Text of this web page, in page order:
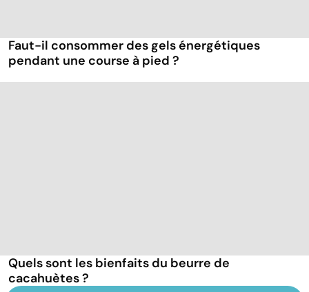
Faut-il consommer des gels énergétiques
pendant une course à pied ?
Quels sont les bienfaits du beurre de
cacahuètes ?